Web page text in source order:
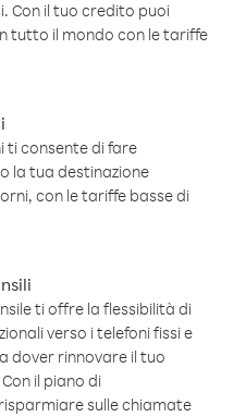
Con il tuo credito puoi
tutto il mondo con le tariffe
ti consente di fare
la tua destinazione
con le tariffe basse di
ti offre la flessibilità di
verso i telefoni fissi e
dover rinnovare il tuo
il piano di
sulle chiamate